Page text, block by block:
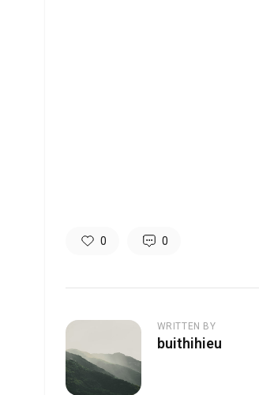
0 0
WRITTEN BY
buithihieu